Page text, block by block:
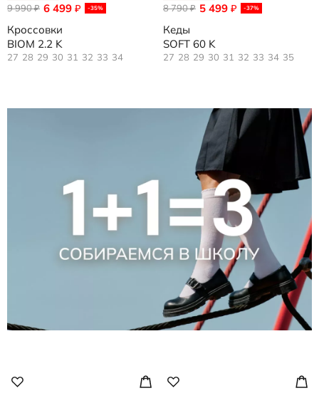
6 499 ₽ -35%
9 990₽
Кроссовки
BIOM 2.2 K
27 28 29 30 31 32 33 34
5 499 ₽ -37%
8 790₽
Кеды
SOFT 60 K
27 28 29 30 31 32 33 34 35